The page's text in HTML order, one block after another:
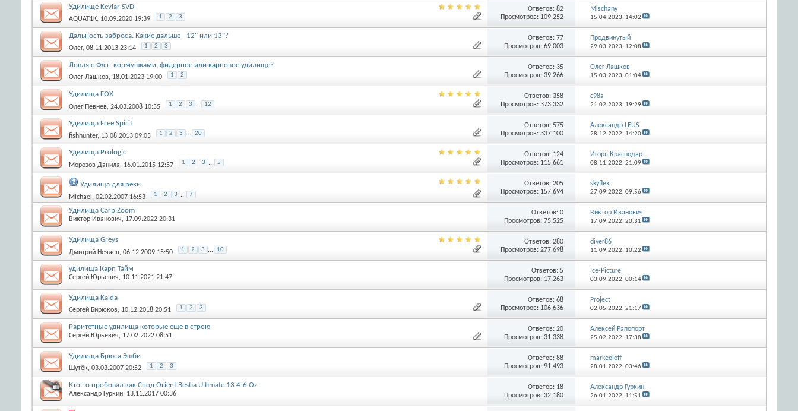
Удилище Kevlar SVD
AQUAT1K, 10.09.2020 19:39 1 2 3
Ответов:82
Просмотров: 109,252
Mischany
15.04.2023, 14:02
Дальность заброса. Какие дальше - 12" или 13"?
Олег, 08.11.2013 23:14 1 2 3
Ответов:77
Просмотров: 69,003
Продвинутый
29.03.2023, 12:08
Ловля с Флэт кормушками, фидерное или карповое удилище?
Олег Лашков, 18.01.2023 19:00 1 2
Ответов:35
Просмотров: 39,266
Олег Лашков
15.03.2023, 01:04
Удилища FOX
Олег Певнев, 24.03.2008 10:55 1 2 3 ... 12
Ответов:358
Просмотров: 373,332
c98a
21.02.2023, 19:29
Удилища Free Spirit
fishhunter, 13.08.2013 09:05 1 2 3 ... 20
Ответов:575
Просмотров: 337,100
Александр LEUS
28.12.2022, 14:20
Удилища Prologic
Морозов Данила, 16.01.2015 12:57 1 2 3 ... 5
Ответов: 124
Просмотров: 115,661
Игорь Краснодар
08.11.2022, 21:09
Удилища для реки
Michael , 02.02.2007 16:53 1 2 3 ... 7
Ответов:205
Просмотров: 157,694
skyflex
27.09.2022, 09:56
Удилища Carp Zoom
Виктор Иванович, 17.09.2022 20:31
Ответов:0
Просмотров: 75,525
Виктор Иванович
17.09.2022, 20:31
Удилища Greys
Дмитрий Нечаев, 06.12.2009 15:50 1 2 3 ... 10
Ответов:280
Просмотров: 277,698
diver86
11.09.2022, 10:22
удилища Карп Тайм
Сергей Юрьевич, 10.11.2021 21:47
Ответов:5
Просмотров: 17,263
Ice-Picture
03.09.2022, 00:14
Удилища Kaida
Сергей Бирюков, 10.12.2018 20:51 1 2 3
Ответов:68
Просмотров: 106,636
Project
02.05.2022, 21:17
Раритетные удилища которые еще в строю
Сергей Юрьевич, 17.02.2022 08:51
Ответов:20
Просмотров: 31,338
Алексей Рапопорт
25.02.2022, 17:38
Удилища Брюса Эшби
Шутёк, 03.03.2007 20:52 1 2 3
Ответов:88
Просмотров: 91,493
markeoloff
28.01.2022, 03:46
Кто-то пробовал как Спод Orient Bestia Ultimate 13 4-6 Oz
Александр Гуркин, 13.11.2017 00:36
Ответов: 18
Просмотров: 32,180
Александр Гуркин
26.01.2022, 11:51